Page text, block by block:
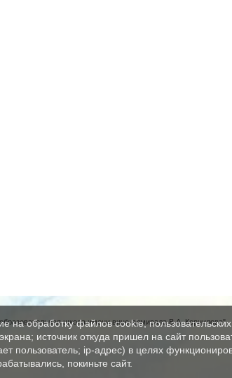
школа имени вице-адмирала В.А. Корнилова"
на обработку файлов cookie,
источник откуда пришел на сайт
пользователь; ip-адрес) в целях
покиньте сайт.